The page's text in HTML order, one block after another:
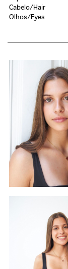
Cabelo/Hair
Olhos/Eyes